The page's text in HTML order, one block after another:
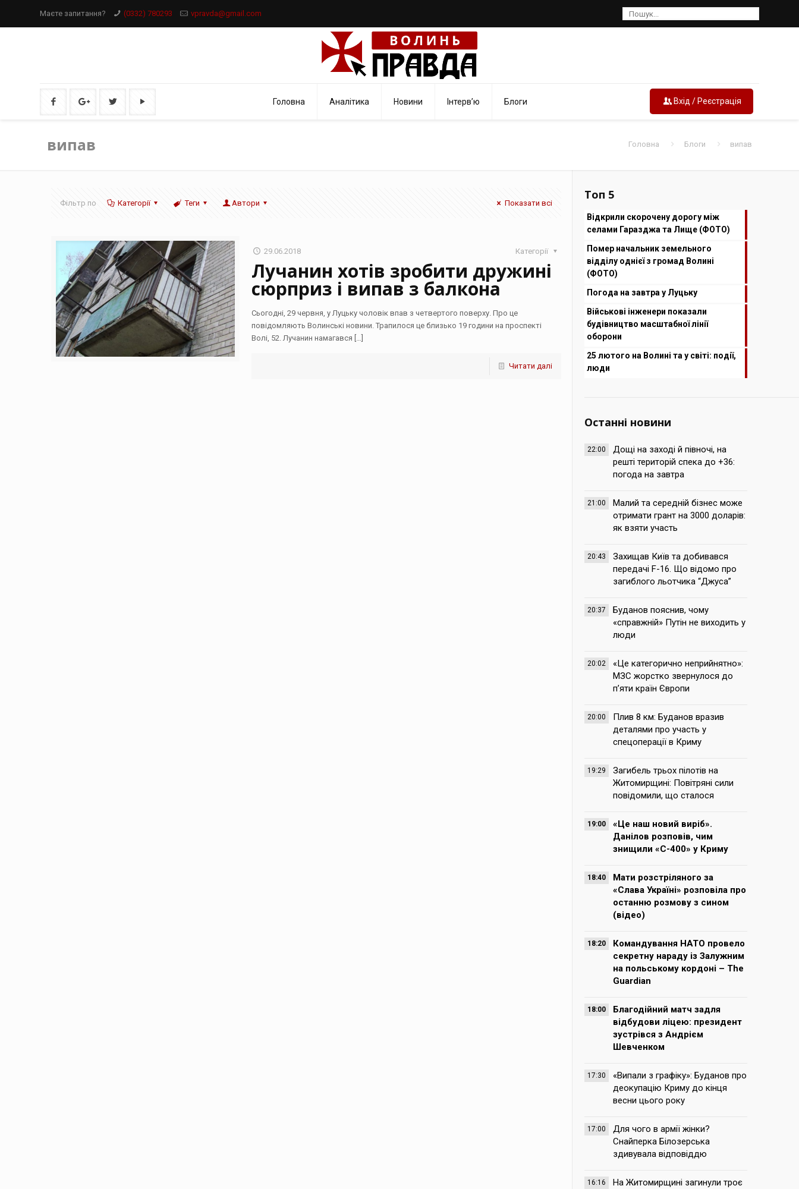
Маєте запитання? (0332) 780293 vpravda@gmail.com
Головна Аналітика Новини Інтерв’ю Блоги Вхід / Реєстрація
випав Головна Блоги випав
Фільтр по Категорії Теги Автори Показати всі
29.06.2018 Категорії
Лучанин хотів зробити дружині
сюрприз і випав з балкона
Сьогодні, 29 червня, у Луцьку чоловік впав з четвертого поверху. Про це
повідомляють Волинські новини. Трапилося це близько 19 години на проспекті
Волі, 52. Лучанин намагався […]
Читати далі
Топ 5
Відкрили скорочену дорогу між
селами Гаразджа та Лище (ФОТО)
Помер начальник земельного
відділу однієї з громад Волині
(ФОТО)
Погода на завтра у Луцьку
Військові інженери показали
будівництво масштабної лінії
оборони
25 лютого на Волині та у світі: події,
люди
Останні новини
22:00
Дощі на заході й півночі, на
решті територій спека до +36:
погода на завтра
21:00
Малий та середній бізнес може
отримати грант на 3000 доларів:
як взяти участь
20:43
Захищав Київ та добивався
передачі F-16. Що відомо про
загиблого льотчика “Джуса”
20:37
Буданов пояснив, чому
«справжній» Путін не виходить у
люди
20:02
«Це категорично неприйнятно»:
МЗС жорстко звернулося до
п’яти країн Європи
20:00
Плив 8 км: Буданов вразив
деталями про участь у
спецоперації в Криму
19:29
Загибель трьох пілотів на
Житомирщині: Повітряні сили
повідомили, що сталося
19:00
«Це наш новий виріб».
Данілов розповів, чим
знищили «С-400» у Криму
18:40
Мати розстріляного за
«Слава Україні» розповіла про
останню розмову з сином
(відео)
18:20
Командування НАТО провело
секретну нараду із Залужним
на польському кордоні – The
Guardian
18:00
Благодійний матч задля
відбудови ліцею: президент
зустрівся з Андрієм
Шевченком
17:30
«Випали з графіку»: Буданов про
деокупацію Криму до кінця
весни цього року
17:00
Для чого в армії жінки?
Снайперка Білозерська
здивувала відповіддю
16:16
На Житомирщині загинули троє